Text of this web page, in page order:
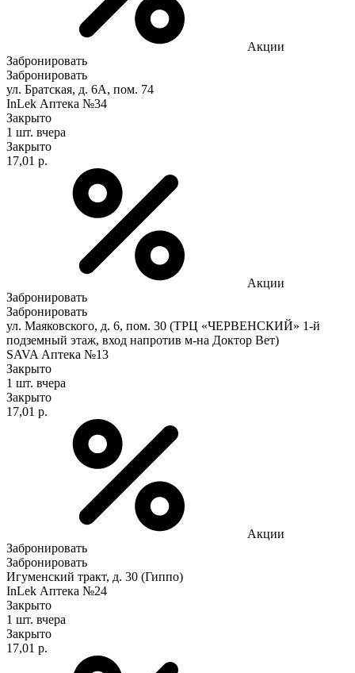
Акции
Забронировать
Забронировать
ул. Братская, д. 6А, пом. 74
InLek Аптека №34
Закрыто
1 шт. вчера
Закрыто
17,01 р.
Акции
Забронировать
Забронировать
ул. Маяковского, д. 6, пом. 30 (ТРЦ «ЧЕРВЕНСКИЙ» 1-й
подземный этаж, вход напротив м-на Доктор Вет)
SAVA Аптека №13
Закрыто
1 шт. вчера
Закрыто
17,01 р.
Акции
Забронировать
Забронировать
Игуменский тракт, д. 30 (Гиппо)
InLek Аптека №24
Закрыто
1 шт. вчера
Закрыто
17,01 р.